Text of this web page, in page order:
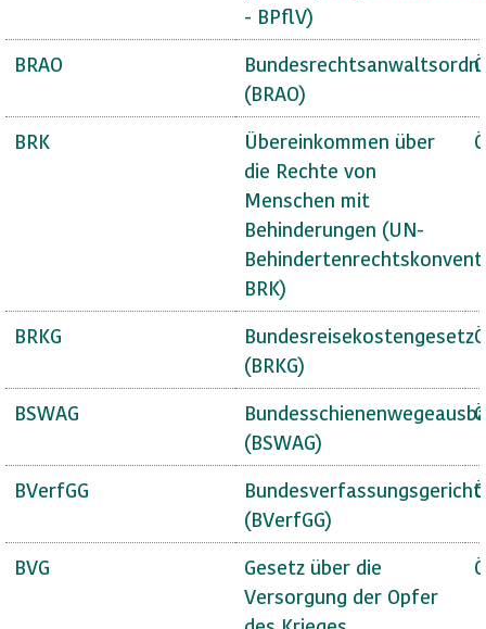
- BPflV)
BRAO
(BRAO)
BRK
Übereinkommen über
die Rechte von
Menschen mit
Behinderungen (UN-
BRK)
BRKG
Bundesreisekostengesetz
(BRKG)
BSWAG
(BSWAG)
BVerfGG
(BVerfGG)
BVG
Gesetz über die
Versorgung der Opfer